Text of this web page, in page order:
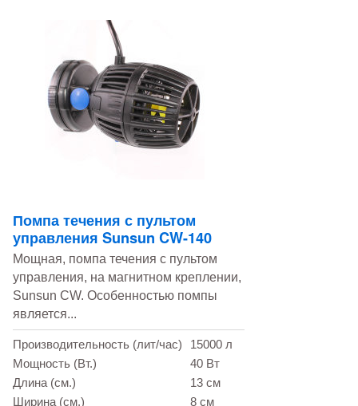
Помпа течения с пультом
управления Sunsun CW-140
Мощная, помпа течения c пультом
управления, на магнитном креплении,
Sunsun CW. Особенностью помпы
является...
Производительность (лит/час)
15000 л
Мощность (Вт.)
40 Вт
Длина (см.)
13 см
Ширина (см.)
8 см